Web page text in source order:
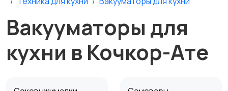
Вакууматоры для
кухни в Кочкор-Ате